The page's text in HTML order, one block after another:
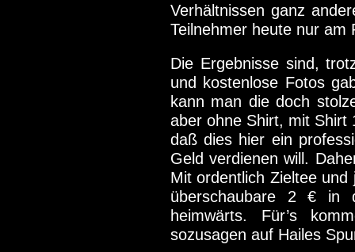
Verhältnissen ganz
Teilnehmer heute nur am
Die Ergebnisse sind,
und kostenlose Fotos
kann man die doch
aber ohne Shirt, mit
daß dies hier ein
Geld verdienen will.
Mit ordentlich Zieltee
überschaubare 2 € in
heimwärts. Für’s
sozusagen auf Hailes